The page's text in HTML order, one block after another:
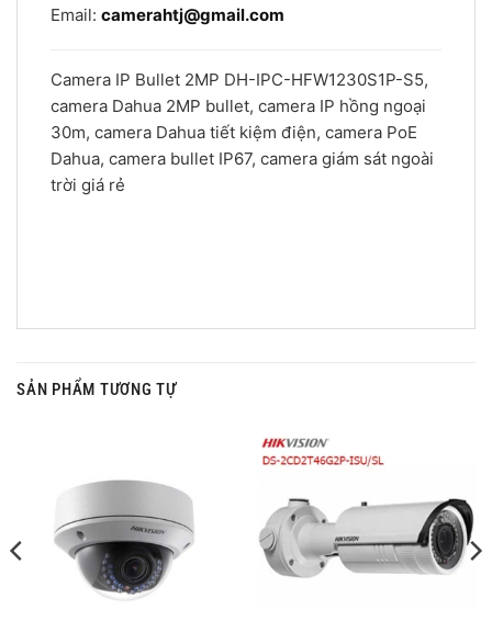
Email: camerahtj@gmail.com
Camera IP Bullet 2MP DH-IPC-HFW1230S1P-S5,
camera Dahua 2MP bullet, camera IP hồng ngoại
30m, camera Dahua tiết kiệm điện, camera PoE
Dahua, camera bullet IP67, camera giám sát ngoài
trời giá rẻ
SẢN PHẨM TƯƠNG TỰ